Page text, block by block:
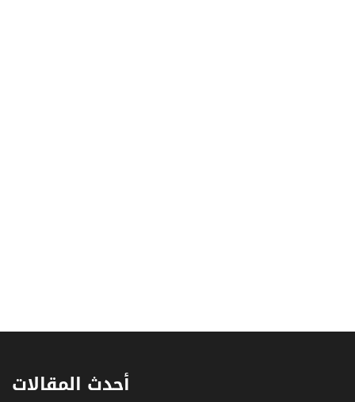
أحدث المقالات